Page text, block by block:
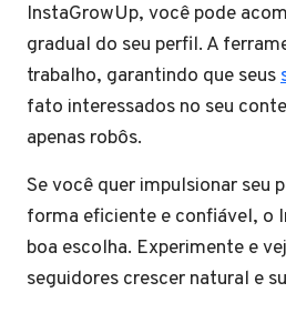
InstaGrowUp, você pode
gradual do seu perfil. A
trabalho, garantindo que seus
fato interessados no seu
apenas robôs.
Se você quer impulsionar seu
forma eficiente e confiável, o
boa escolha. Experimente e
seguidores crescer natural e